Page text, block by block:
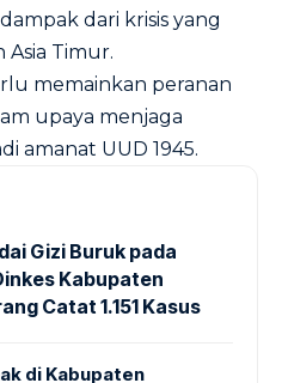
dari krisis yang
Timur.
memainkan peranan
upaya menjaga
amanat UUD 1945.
Gizi Buruk pada
Kabupaten
Catat 1.151 Kasus
di Kabupaten